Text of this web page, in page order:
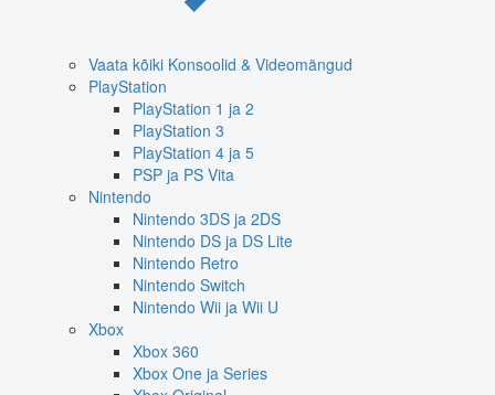
Vaata kõiki Konsoolid & Videomängud
PlayStation
PlayStation 1 ja 2
PlayStation 3
PlayStation 4 ja 5
PSP ja PS Vita
Nintendo
Nintendo 3DS ja 2DS
Nintendo DS ja DS Lite
Nintendo Retro
Nintendo Switch
Nintendo Wii ja Wii U
Xbox
Xbox 360
Xbox One ja Series